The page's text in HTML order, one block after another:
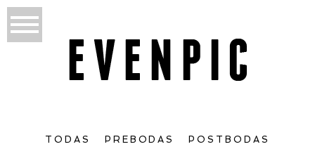
TODAS PREBODAS POSTBODAS